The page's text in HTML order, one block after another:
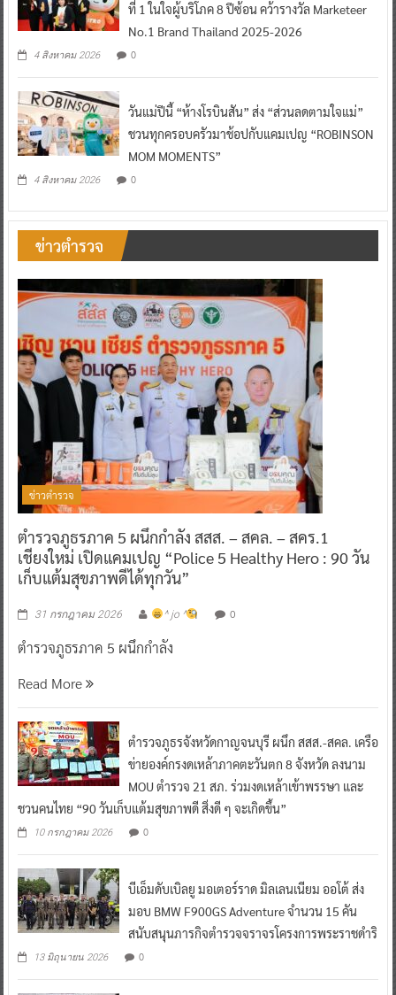
ที่ 1 ในใจผู้บริโภค 8 ปีซ้อน คว้ารางวัล Marketeer
No.1 Brand Thailand 2025-2026
4 สิงหาคม 2026 0
วันแม่ปีนี้ “ห้างโรบินสัน” ส่ง “ส่วนลดตามใจแม่”
ชวนทุกครอบครัวมาช้อปกับแคมเปญ “ROBINSON
MOM MOMENTS”
4 สิงหาคม 2026 0
ข่าวตำรวจ
ข่าวตำรวจ
ตำรวจภูธรภาค 5 ผนึกกำลัง สสส. – สคล. – สคร.1
เชียงใหม่ เปิดแคมเปญ “Police 5 Healthy Hero : 90 วัน
เก็บแต้มสุขภาพดีได้ทุกวัน”
31 กรกฎาคม 2026 ^ jo ^ 0
ตำรวจภูธรภาค 5 ผนึกกำลัง
Read More
ตำรวจภูธรจังหวัดกาญจนบุรี ผนึก สสส.-สคล. เครือ
ข่ายองค์กรงดเหล้าภาคตะวันตก 8 จังหวัด ลงนาม
MOU ตำรวจ 21 สภ. ร่วมงดเหล้าเข้าพรรษา และ
ชวนคนไทย “90 วันเก็บแต้มสุขภาพดี สิ่งดี ๆ จะเกิดขึ้น”
10 กรกฎาคม 2026 0
บีเอ็มดับเบิลยู มอเตอร์ราด มิลเลนเนียม ออโต้ ส่ง
มอบ BMW F900GS Adventure จำนวน 15 คัน
สนับสนุนภารกิจตำรวจจราจรโครงการพระราชดำริ
13 มิถุนายน 2026 0